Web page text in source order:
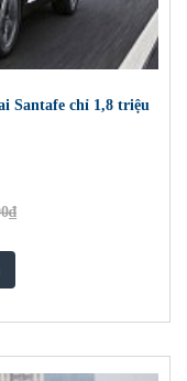
Santafe chỉ 1,8 triệu